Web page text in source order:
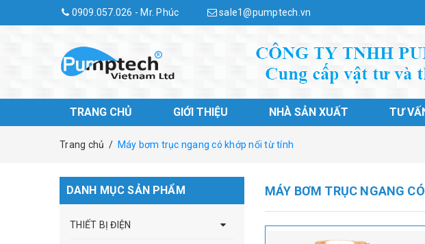
0909.057.026 - Mr. Phúc sale1@pumptech.vn
TRANG CHỦ GIỚI THIỆU NHÀ SẢN XUẤT TƯ
Trang chủ / Máy bơm trục ngang có khớp nối từ tính
MÁY BƠM TRỤC NGANG
DANH MỤC SẢN PHẨM
THIẾT BỊ ĐIỆN